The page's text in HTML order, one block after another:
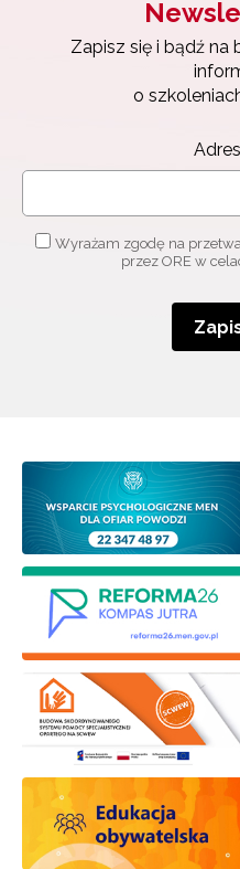
Zapisz się i bądź na
o
Wyrażam zgodę na
przez ORE w